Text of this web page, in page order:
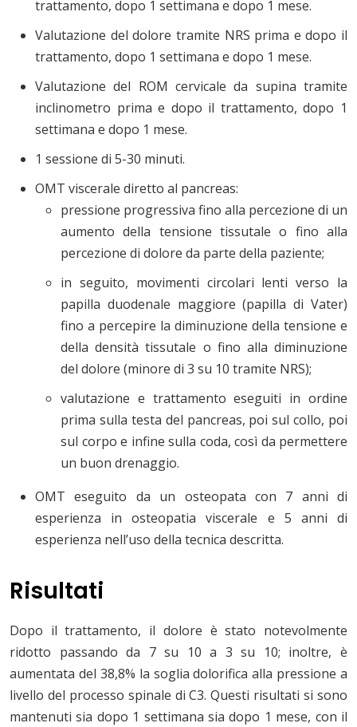
trattamento, dopo 1 settimana e dopo 1 mese.
Valutazione del dolore tramite NRS prima e dopo il
trattamento, dopo 1 settimana e dopo 1 mese.
Valutazione del ROM cervicale da supina tramite
inclinometro prima e dopo il trattamento, dopo 1
settimana e dopo 1 mese.
1 sessione di 5-30 minuti.
OMT viscerale diretto al pancreas:
pressione progressiva fino alla percezione di un
aumento della tensione tissutale o fino alla
percezione di dolore da parte della paziente;
in seguito, movimenti circolari lenti verso la
papilla duodenale maggiore (papilla di Vater)
fino a percepire la diminuzione della tensione e
della densità tissutale o fino alla diminuzione
del dolore (minore di 3 su 10 tramite NRS);
valutazione e trattamento eseguiti in ordine
prima sulla testa del pancreas, poi sul collo, poi
sul corpo e infine sulla coda, così da permettere
un buon drenaggio.
OMT eseguito da un osteopata con 7 anni di
esperienza in osteopatia viscerale e 5 anni di
esperienza nell’uso della tecnica descritta.
Risultati
Dopo il trattamento, il dolore è stato notevolmente
ridotto passando da 7 su 10 a 3 su 10; inoltre, è
aumentata del 38,8% la soglia dolorifica alla pressione a
livello del processo spinale di C3. Questi risultati si sono
mantenuti sia dopo 1 settimana sia dopo 1 mese, con il